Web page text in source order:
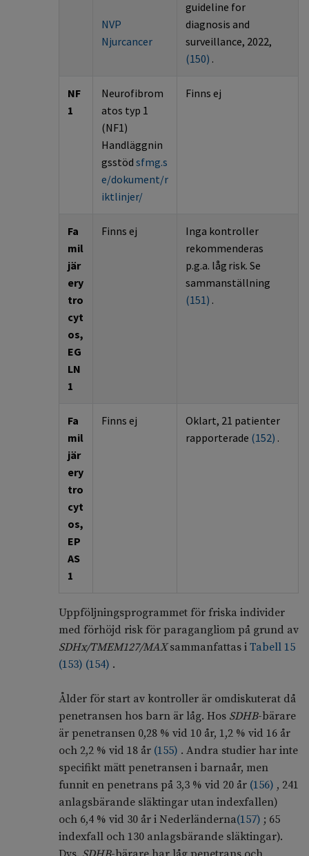
NVP
Njurcancer
guideline for
diagnosis and
surveillance, 2022,
(150) .
NF
1
Neurofibrom
atos typ 1
(NF1)
Handläggnin
gsstöd sfmg.s
e/dokument/r
iktlinjer/
Finns ej
Fa
mil
jär
ery
tro
cyt
os,
EG
LN
1
Finns ej
Inga kontroller
rekommenderas
p.g.a. låg risk. Se
sammanställning
(151) .
Fa
mil
jär
ery
tro
cyt
os,
EP
AS
1
Finns ej
Oklart, 21 patienter
rapporterade (152) .
Uppföljningsprogrammet för friska individer
med förhöjd risk för paragangliom på grund av
SDHx/TMEM127/MAXsammanfattas i Tabell 15
(153) (154) .
Ålder för start av kontroller är omdiskuterat då
penetransen hos barn är låg. Hos SDHB-bärare
är penetransen 0,28 % vid 10 år, 1,2 % vid 16 år
och 2,2 % vid 18 år (155) . Andra studier har inte
specifikt mätt penetransen i barnaår, men
funnit en penetrans på 3,3 % vid 20 år (156) , 241
anlagsbärande släktingar utan indexfallen)
och 6,4 % vid 30 år i Nederländerna(157) ; 65
indexfall och 130 anlagsbärande släktingar).